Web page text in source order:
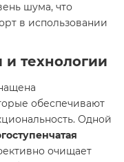
шума, что
в использовании
технологии
обеспечивают
Одной
очищает